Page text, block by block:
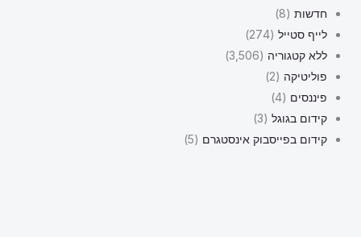
חדשות (8)
לייף סטייל (274)
ללא קטגוריה (3,506)
פוליטיקה (2)
פיננסים (4)
קידום בגוגל (3)
קידום בפייסבוק אינסטגרם (5)